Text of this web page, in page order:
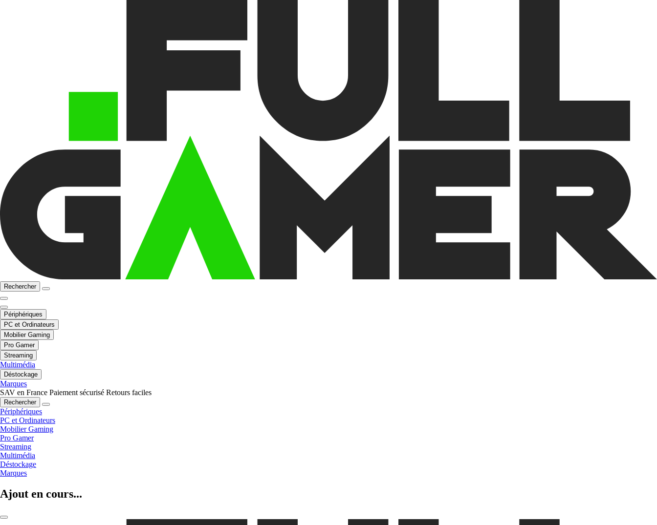
Rechercher
Périphériques
PC et Ordinateurs
Mobilier Gaming
Pro Gamer
Streaming
Multimédia
Déstockage
Marques
SAV en France Paiement sécurisé Retours faciles
Rechercher
Périphériques
PC et Ordinateurs
Mobilier Gaming
Pro Gamer
Streaming
Multimédia
Déstockage
Marques
Ajout en cours...